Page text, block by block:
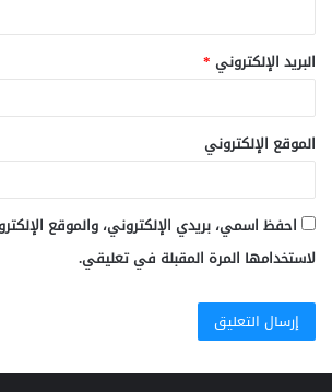
البريد الإلكتروني *
الموقع الإلكتروني
احفظ اسمي، بريدي الإلكتروني، والموقع
لاستخدامها المرة المقبلة في تعليقي.